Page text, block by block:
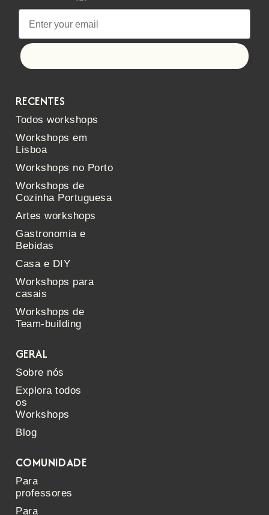
RECENTES
Todos workshops
Workshops em
Lisboa
Workshops no Porto
Workshops de
Cozinha Portuguesa
Artes workshops
Gastronomia e
Bebidas
Casa e DIY
Workshops para
casais
Workshops de
Team-building
GERAL
Sobre nós
Explora todos
os
Workshops
Blog
COMUNIDADE
Para
professores
Para